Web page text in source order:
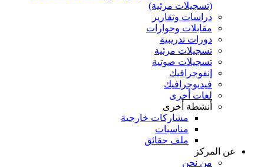
(تسجيلات مرئية)
دراسات وتقارير
مقابلات وحوارات
دورات تدريبية
تسجيلات مرئية
تسجيلات صوتية
إنفوجرافيك
فيديوجرافيك
لغات أخرى
أنشطة أخرى
مشاركات خارجية
مناسبات
ملف حقائق
عن المركز
من نحن